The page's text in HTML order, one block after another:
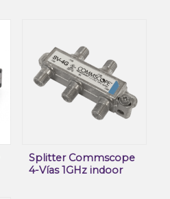
Splitter Commscope
4-Vías 1GHz indoor